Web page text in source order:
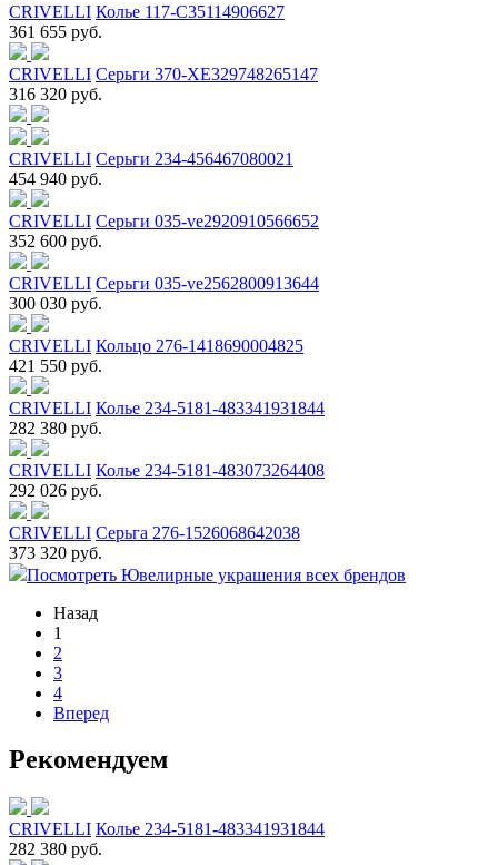
CRIVELLI Колье 117-C35114906627
361 655 руб.
CRIVELLI Серьги 370-XE329748265147
316 320 руб.
CRIVELLI Серьги 234-456467080021
454 940 руб.
CRIVELLI Серьги 035-ve2920910566652
352 600 руб.
CRIVELLI Серьги 035-ve2562800913644
300 030 руб.
CRIVELLI Кольцо 276-1418690004825
421 550 руб.
CRIVELLI Колье 234-5181-483341931844
282 380 руб.
CRIVELLI Колье 234-5181-483073264408
292 026 руб.
CRIVELLI Серьга 276-1526068642038
373 320 руб.
Посмотреть Ювелирные украшения всех брендов
Назад
1
2
3
4
Вперед
Рекомендуем
CRIVELLI Колье 234-5181-483341931844
282 380 руб.